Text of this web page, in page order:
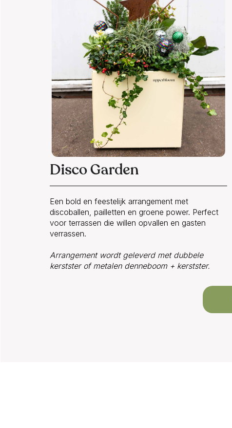
Disco Garden
Een bold en feestelijk arrangement met
discoballen, pailletten en groene power. Perfect
voor terrassen die willen opvallen en gasten
verrassen.
Arrangement wordt geleverd met dubbele
kerstster of metalen denneboom + kerstster.